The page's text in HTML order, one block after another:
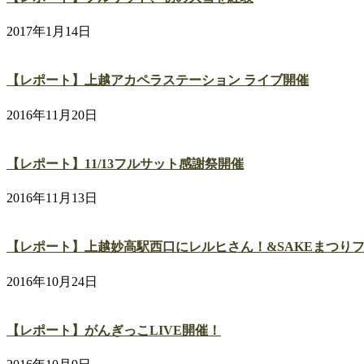
2017年1月14日
【レポート】上越アカペラステーション ライブ開催
2016年11月20日
【レポート】11/13フルサット感謝祭開催
2016年11月13日
【レポート】上越妙高駅西口にレルヒさん！&SAKEまつり
2016年10月24日
【レポート】がんぎっこLIVE開催！